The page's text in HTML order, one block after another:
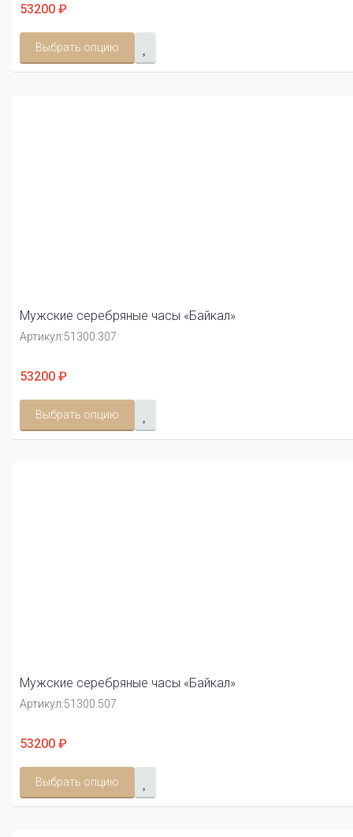
53200 ₽
Выбрать опцию
Мужские серебряные часы «Байкал»
Артикул:51300.307
53200 ₽
Выбрать опцию
Мужские серебряные часы «Байкал»
Артикул:51300.507
53200 ₽
Выбрать опцию